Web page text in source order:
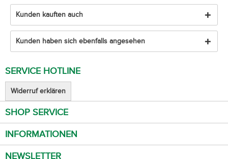
Kunden kauften auch
Kunden haben sich ebenfalls angesehen
SERVICE HOTLINE
Widerruf erklären
SHOP SERVICE
INFORMATIONEN
NEWSLETTER